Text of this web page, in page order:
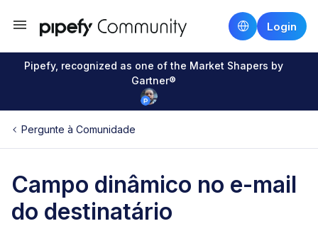
Login
Pipefy, recognized as one of the Market Shapers by
Gartner®
Pergunte à Comunidade
Campo dinâmico no e-mail
do destinatário